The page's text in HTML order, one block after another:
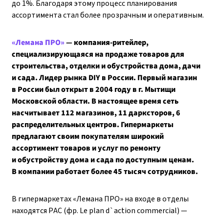
до 1%. Благодаря этому процесс планирования
ассортимента стал более прозрачным и оперативным.
«Лемана ПРО»— компания-ритейлер,
специализирующаяся на продаже товаров для
строительства, отделки и обустройства дома, дачи
и сада. Лидер рынка DIY в России. Первый магазин
в России был открыт в 2004 году в г. Мытищи
Московской области. В настоящее время сеть
насчитывает 112 магазинов, 11 дарксторов, 6
распределительных центров. Гипермаркеты
предлагают своим покупателям широкий
ассортимент товаров и услуг по ремонту
и обустройству дома и сада по доступным ценам.
В компании работает более 45 тысяч сотрудников.
В гипермаркетах «Лемана ПРО» на входе в отделы
находятся PAC (фр. Le plan d`action commercial) —